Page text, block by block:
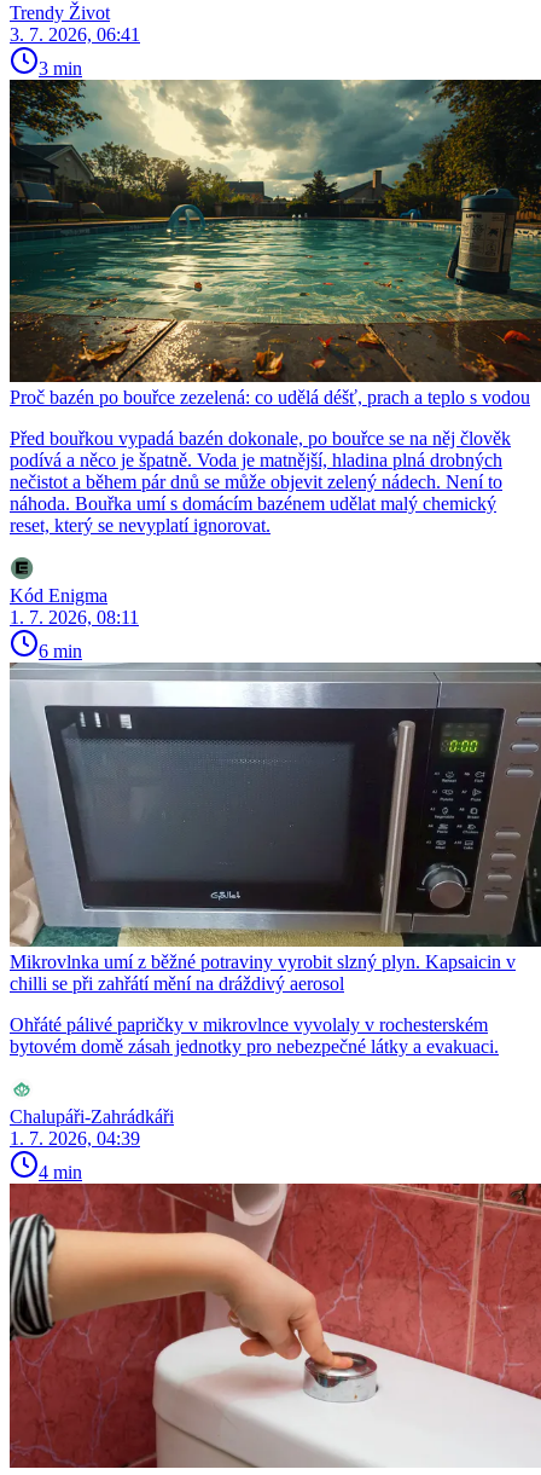
Trendy Život
3. 7. 2026, 06:41
3 min
Proč bazén po bouřce zezelená: co udělá déšť, prach a teplo s vodou
Před bouřkou vypadá bazén dokonale, po bouřce se na něj člověk
podívá a něco je špatně. Voda je matnější, hladina plná drobných
nečistot a během pár dnů se může objevit zelený nádech. Není to
náhoda. Bouřka umí s domácím bazénem udělat malý chemický
reset, který se nevyplatí ignorovat.
Kód Enigma
1. 7. 2026, 08:11
6 min
Mikrovlnka umí z běžné potraviny vyrobit slzný plyn. Kapsaicin v
chilli se při zahřátí mění na dráždivý aerosol
Ohřáté pálivé papričky v mikrovlnce vyvolaly v rochesterském
bytovém domě zásah jednotky pro nebezpečné látky a evakuaci.
Chalupáři-Zahrádkáři
1. 7. 2026, 04:39
4 min